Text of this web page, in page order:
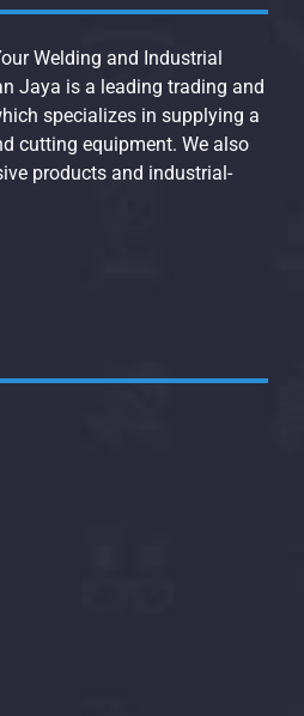
Welding and Industrial
Jaya is a leading trading and
specializes in supplying a
cutting equipment. We also
products and industrial-